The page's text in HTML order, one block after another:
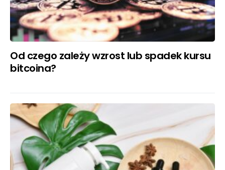
Od czego zależy wzrost lub spadek kursu
bitcoina?